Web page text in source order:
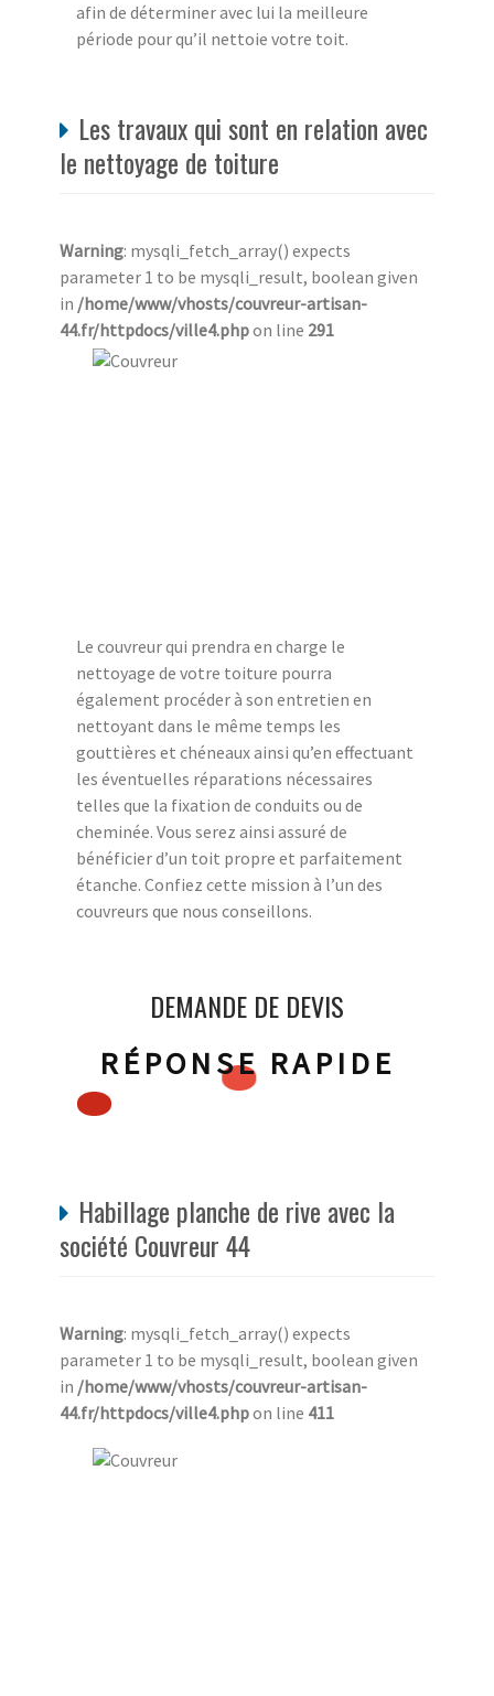
afin de déterminer avec lui la meilleure
période pour qu’il nettoie votre toit.
Les travaux qui sont en relation avec
le nettoyage de toiture
Warning: mysqli_fetch_array() expects
parameter 1 to be mysqli_result, boolean given
in /home/www/vhosts/couvreur-artisan-
44.fr/httpdocs/ville4.phpon line 291
Le couvreur qui prendra en charge le
nettoyage de votre toiture pourra
également procéder à son entretien en
nettoyant dans le même temps les
gouttières et chéneaux ainsi qu’en effectuant
les éventuelles réparations nécessaires
telles que la fixation de conduits ou de
cheminée. Vous serez ainsi assuré de
bénéficier d’un toit propre et parfaitement
étanche. Confiez cette mission à l’un des
couvreurs que nous conseillons.
DEMANDE DE DEVIS
RÉPONSE RAPIDE
Habillage planche de rive avec la
société Couvreur 44
Warning: mysqli_fetch_array() expects
parameter 1 to be mysqli_result, boolean given
in /home/www/vhosts/couvreur-artisan-
44.fr/httpdocs/ville4.phpon line 411